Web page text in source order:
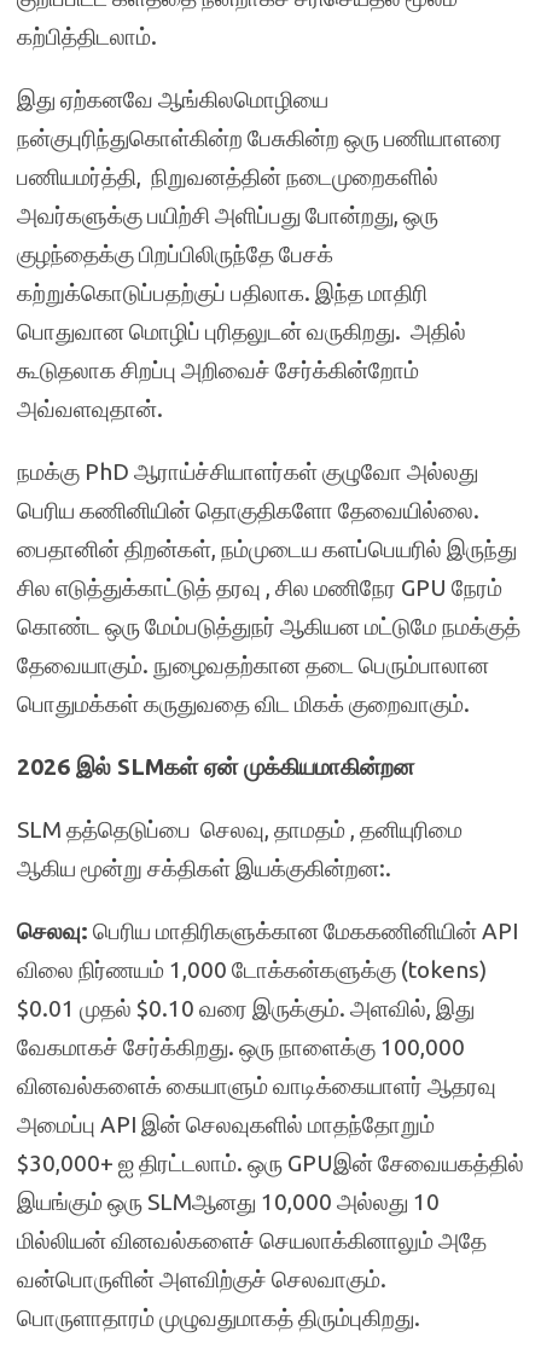
கற்பித்திடலாம்.
இது ஏற்கனவே ஆங்கிலமொழியை
நன்குபுரிந்துகொள்கின்ற பேசுகின்ற ஒரு பணியாளரை
பணியமர்த்தி, நிறுவனத்தின் நடைமுறைகளில்
அவர்களுக்கு பயிற்சி அளிப்பது போன்றது, ஒரு
குழந்தைக்கு பிறப்பிலிருந்தே பேசக்
கற்றுக்கொடுப்பதற்குப் பதிலாக. இந்த மாதிரி
பொதுவான மொழிப் புரிதலுடன் வருகிறது. அதில்
கூடுதலாக சிறப்பு அறிவைச் சேர்க்கின்றோம்
அவ்வளவுதான்.
நமக்கு PhD ஆராய்ச்சியாளர்கள் குழுவோ அல்லது
பெரிய கணினியின் தொகுதிகளோ தேவையில்லை.
பைதானின் திறன்கள், நம்முடைய களப்பெயரில் இருந்து
சில எடுத்துக்காட்டுத் தரவு , சில மணிநேர GPU நேரம்
கொண்ட ஒரு மேம்படுத்துநர் ஆகியன மட்டுமே நமக்குத்
தேவையாகும். நுழைவதற்கான தடை பெரும்பாலான
பொதுமக்கள் கருதுவதை விட மிகக் குறைவாகும்.
2026 இல் SLMகள் ஏன்முக்கியமாகின்றன
SLM தத்தெடுப்பை செலவு, தாமதம் , தனியுரிமை
ஆகிய மூன்று சக்திகள் இயக்குகின்றன:.
செலவு: பெரிய மாதிரிகளுக்கான மேககணினியின் API
விலை நிர்ணயம் 1,000 டோக்கன்களுக்கு (tokens)
$0.01 முதல் $0.10 வரை இருக்கும். அளவில், இது
வேகமாகச் சேர்க்கிறது. ஒரு நாளைக்கு 100,000
வினவல்களைக் கையாளும் வாடிக்கையாளர் ஆதரவு
அமைப்பு API இன் செலவுகளில் மாதந்தோறும்
$30,000+ ஐ திரட்டலாம். ஒரு GPUஇன் சேவையகத்தில்
இயங்கும் ஒரு SLMஆனது 10,000 அல்லது 10
மில்லியன் வினவல்களைச் செயலாக்கினாலும் அதே
வன்பொருளின் அளவிற்குச் செலவாகும்.
பொருளாதாரம் முழுவதுமாகத் திரும்புகிறது.